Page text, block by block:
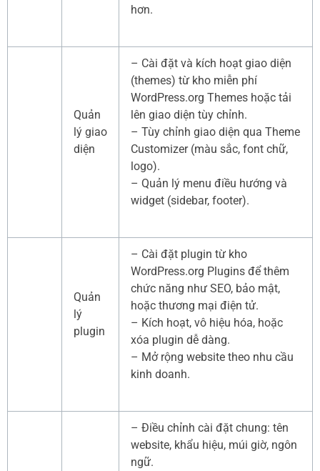
hơn.
Quản
lý giao
diện
– Cài đặt và kích hoạt giao diện
(themes) từ kho miễn phí
WordPress.org Themes hoặc tải
lên giao diện tùy chỉnh.
– Tùy chỉnh giao diện qua Theme
Customizer (màu sắc, font chữ,
logo).
– Quản lý menu điều hướng và
widget (sidebar, footer).
Quản
lý
plugin
– Cài đặt plugin từ kho
WordPress.org Plugins để thêm
chức năng như SEO, bảo mật,
hoặc thương mại điện tử.
– Kích hoạt, vô hiệu hóa, hoặc
xóa plugin dễ dàng.
– Mở rộng website theo nhu cầu
kinh doanh.
– Điều chỉnh cài đặt chung: tên
website, khẩu hiệu, múi giờ, ngôn
ngữ.